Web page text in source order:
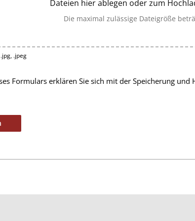
Dateien hier ablegen oder zum
Die maximal zulässige Dateigröße
.jpeg
Formulars erklären Sie sich mit der Speicherung